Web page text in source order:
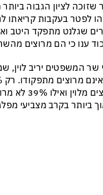
שזוכה לציון הגבוה
ענו כי הם מרוצים
מרוצים
ביותר בקרב מצביעי